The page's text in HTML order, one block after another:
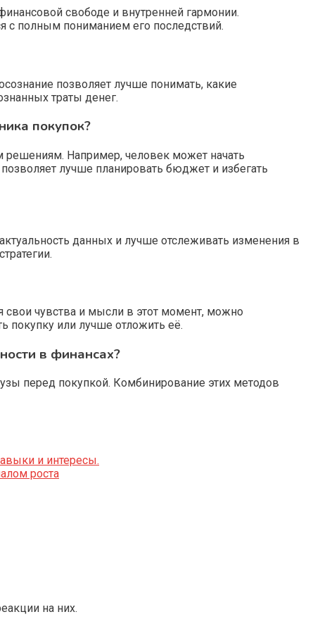
свободе и внутренней гармонии.
с полным пониманием его последствий.
позволяет лучше понимать, какие
траты денег.
покупок?
Например, человек может начать
лучше планировать бюджет и избегать
данных и лучше отслеживать изменения в
свои чувства и мысли в этот момент, можно
покупку или лучше отложить её.
в финансах?
перед покупкой. Комбинирование этих методов
и интересы.
роста